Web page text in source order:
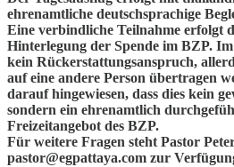
ehrenamtliche deutschsprachige
Eine verbindliche Teilnahme erfolgt
Hinterlegung der Spende im BZP.
kein Rückerstattungsanspruch,
auf eine andere Person übertragen
darauf hingewiesen, dass dies kein
sondern ein ehrenamtlich
Freizeitangebot des BZP.
Für weitere Fragen steht Pastor
pastor@egpattaya.com zur